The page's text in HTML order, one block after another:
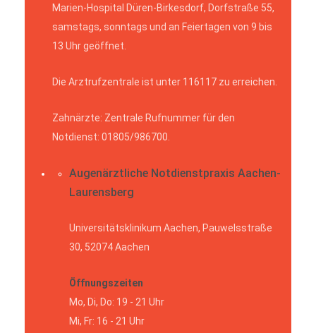
Marien-Hospital Düren-Birkesdorf, Dorfstraße 55,
samstags, sonntags und an Feiertagen von 9 bis
13 Uhr geöffnet.
Die Arztrufzentrale ist unter 116117 zu erreichen.
Zahnärzte: Zentrale Rufnummer für den
Notdienst: 01805/986700.
Augenärztliche Notdienstpraxis Aachen-
Laurensberg
Universitätsklinikum Aachen, Pauwelsstraße
30, 52074 Aachen
Öffnungszeiten
Mo, Di, Do: 19 - 21 Uhr
Mi, Fr: 16 - 21 Uhr